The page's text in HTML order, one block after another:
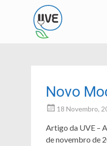
Novo
18 Novembro,
Artigo da UVE –
de novembro de